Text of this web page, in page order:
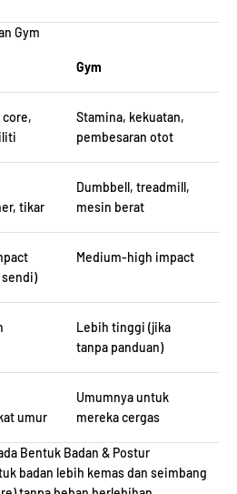
Gym
Gym
core,
Stamina, kekuatan,
pembesaran otot
tikar
Dumbbell, treadmill,
mesin berat
Medium-high impact
Lebih tinggi (jika
tanpa panduan)
umur
Umumnya untuk
mereka cergas
Bentuk Badan & Postur
badan lebih kemas dan seimbang